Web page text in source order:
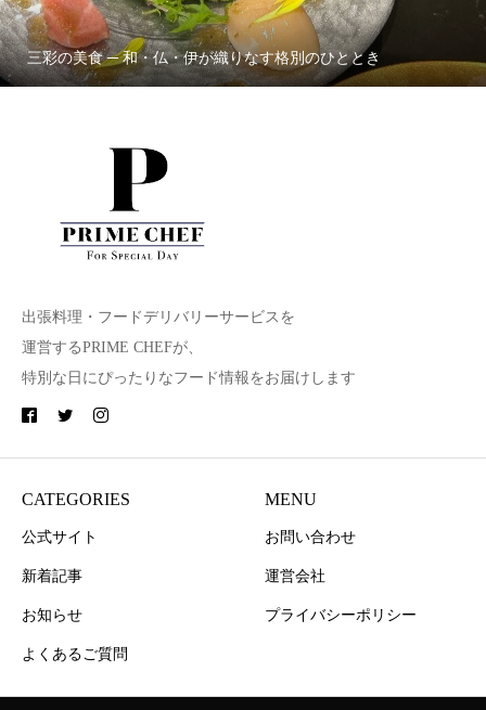
三彩の美食 ─ 和・仏・伊が織りなす格別のひととき
出張料理・フードデリバリーサービスを
運営するPRIME CHEFが、
特別な日にぴったりなフード情報をお届けします
CATEGORIES
公式サイト
新着記事
お知らせ
よくあるご質問
MENU
お問い合わせ
運営会社
プライバシーポリシー